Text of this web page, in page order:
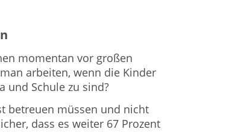
momentan vor großen
arbeiten, wenn die Kinder
und Schule zu sind?
betreuen müssen und nicht
dass es weiter 67 Prozent